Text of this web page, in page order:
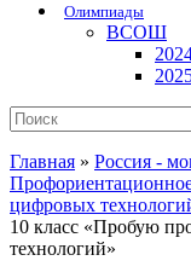
Олимпиады
ВСОШ
Главная » Россия -
цифровых
10 класс «Пробую
технологий»